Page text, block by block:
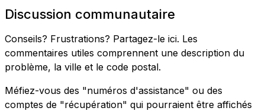
Discussion communautaire
Conseils? Frustrations? Partagez-le ici. Les
commentaires utiles comprennent une description du
problème, la ville et le code postal.
Méfiez-vous des "numéros d'assistance" ou des
comptes de "récupération" qui pourraient être affichés